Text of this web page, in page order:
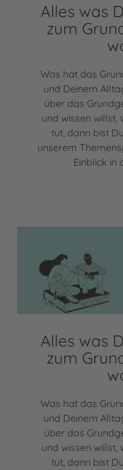
Alles was
zum
Was hat das
und Deinem
über das
und wissen willst,
tut, dann bist
unserem
Einblick in
Alles was
zum
Was hat das
und Deinem
über das
und wissen willst,
tut, dann bist